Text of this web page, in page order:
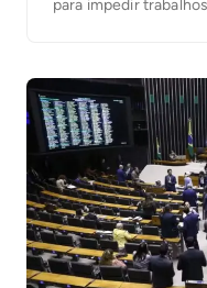
para impedir